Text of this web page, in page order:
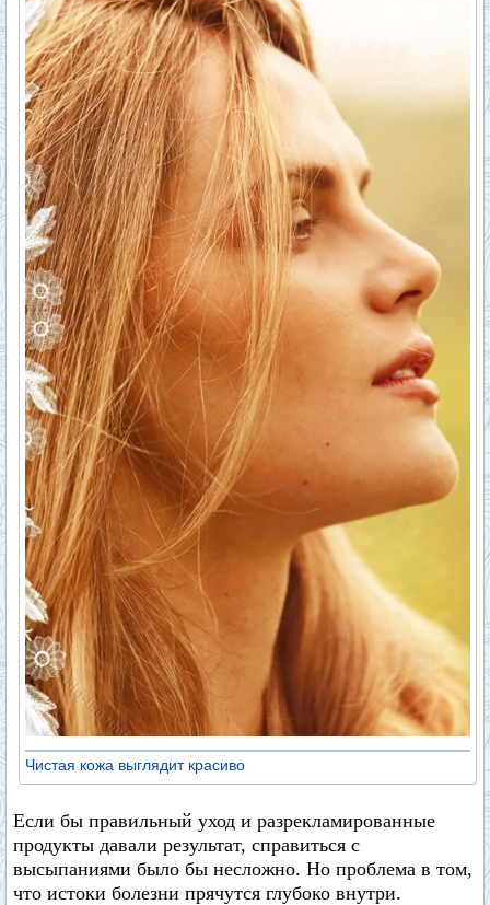
Чистая кожа выглядит красиво
Если бы правильный уход и разрекламированные
продукты давали результат, справиться с
высыпаниями было бы несложно. Но проблема в том,
что истоки болезни прячутся глубоко внутри.